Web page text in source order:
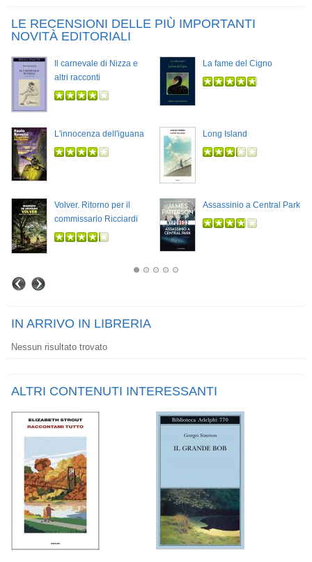
LE RECENSIONI DELLE PIÙ IMPORTANTI
NOVITÀ EDITORIALI
Il carnevale di Nizza e
altri racconti
La fame del Cigno
L'innocenza dell'iguana Long Island
Volver. Ritorno per il
commissario Ricciardi
Assassinio a Central Park
IN ARRIVO IN LIBRERIA
Nessun risultato trovato
ALTRI CONTENUTI INTERESSANTI